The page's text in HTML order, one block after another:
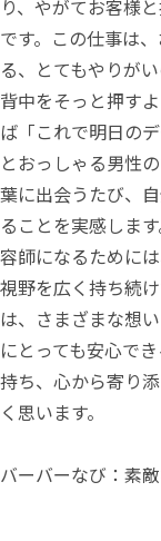
り、やがてお客様
です。この仕事は
る、とてもやりが
背中をそっと押す
ば「これで明日の
とおっしゃる男性
葉に出会うたび、
ることを実感しま
容師になるために
視野を広く持ち続
は、さまざまな想
にとっても安心で
持ち、心から寄り
く思います。
バーバーなび：素